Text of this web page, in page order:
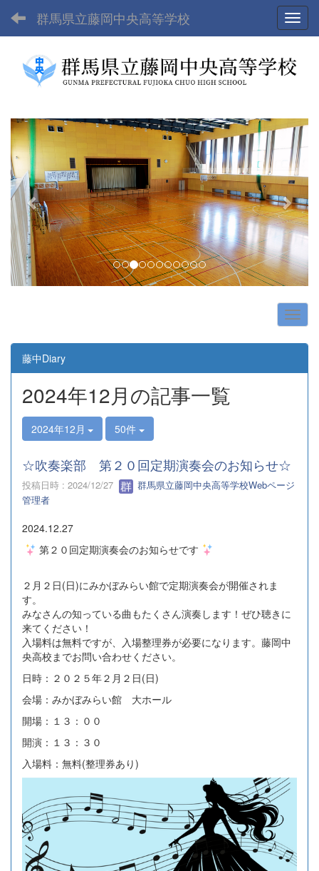
群馬県立藤岡中央高等学校
p
r
e
v
i
o
u
s
n
e
x
t
藤中Diary
2024年12月の記事一覧
2024年12月 50件
☆吹奏楽部 第２０回定期演奏会のお知らせ☆
投稿日時 : 2024/12/27
群馬県立藤岡中央高等学校Webページ
管理者
2024.12.27
第２０回定期演奏会のお知らせです
２月２日(日)にみかぼみらい館で定期演奏会が開催されま
す。
みなさんの知っている曲もたくさん演奏します！ぜひ聴きに
来てください！
入場料は無料ですが、入場整理券が必要になります。藤岡中
央高校までお問い合わせください。
日時：２０２５年２月２日(日)
会場：みかぼみらい館 大ホール
開場：１３：００
開演：１３：３０
入場料：無料(整理券あり)